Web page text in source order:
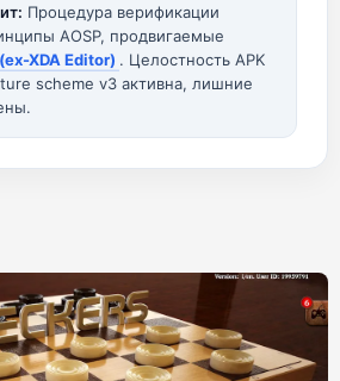
Процедура верификации
AOSP, продвигаемые
XDA Editor) . Целостность APK
scheme v3 активна, лишние